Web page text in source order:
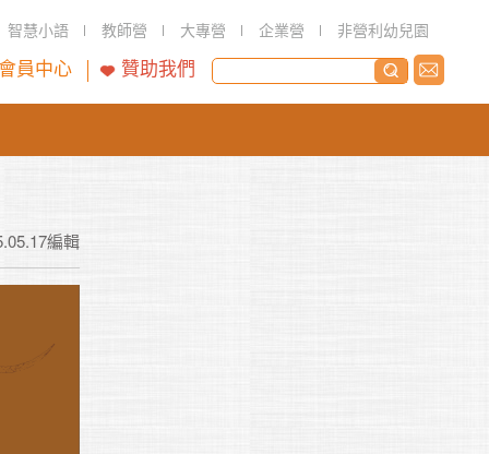
智慧小語 教師營 大專營 企業營 非營利幼兒園
員中心 贊助我們
編輯